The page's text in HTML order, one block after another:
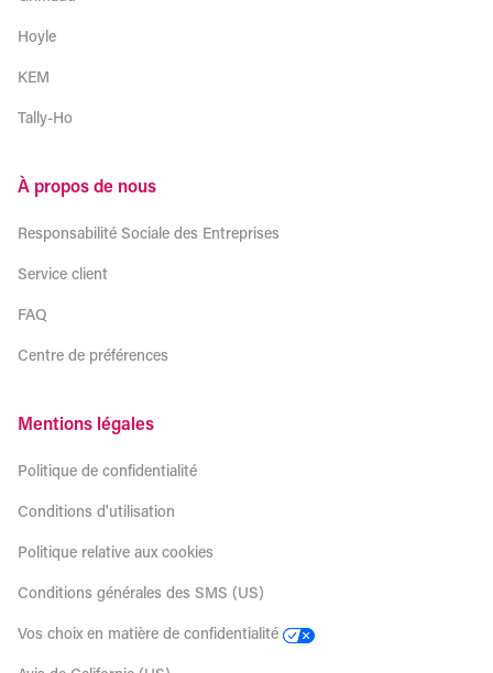
Hoyle
KEM
Tally-Ho
À propos de nous
Responsabilité Sociale des Entreprises
Service client
FAQ
Centre de préférences
Mentions légales
Politique de confidentialité
Conditions d'utilisation
Politique relative aux cookies
Conditions générales des SMS (US)
Vos choix en matière de confidentialité